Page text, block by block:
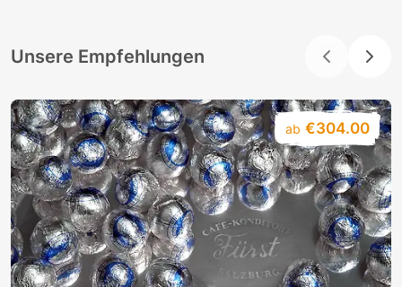
Unsere Empfehlungen
ab €304.00